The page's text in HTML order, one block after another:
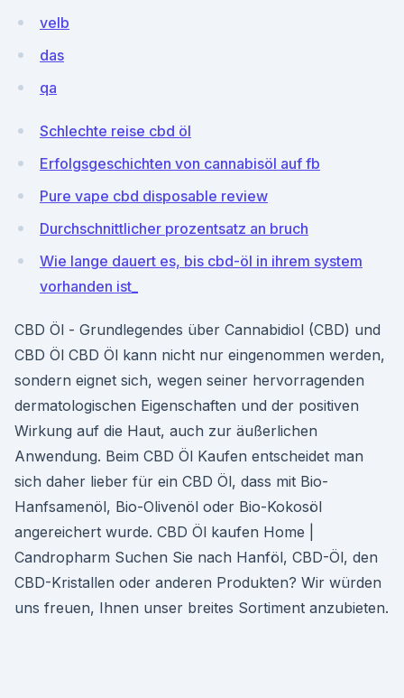
veIb
das
qa
Schlechte reise cbd öl
Erfolgsgeschichten von cannabisöl auf fb
Pure vape cbd disposable review
Durchschnittlicher prozentsatz an bruch
Wie lange dauert es, bis cbd-öl in ihrem system
vorhanden ist_
CBD Öl - Grundlegendes über Cannabidiol (CBD) und
CBD Öl CBD Öl kann nicht nur eingenommen werden,
sondern eignet sich, wegen seiner hervorragenden
dermatologischen Eigenschaften und der positiven
Wirkung auf die Haut, auch zur äußerlichen
Anwendung. Beim CBD Öl Kaufen entscheidet man
sich daher lieber für ein CBD Öl, dass mit Bio-
Hanfsamenöl, Bio-Olivenöl oder Bio-Kokosöl
angereichert wurde. CBD Öl kaufen Home |
Candropharm Suchen Sie nach Hanföl, CBD-Öl, den
CBD-Kristallen oder anderen Produkten? Wir würden
uns freuen, Ihnen unser breites Sortiment anzubieten.